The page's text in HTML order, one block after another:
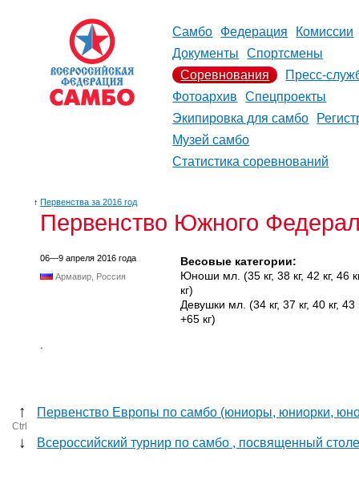
Самбо Федерация
Комиссии
Документы
Спортсмены
Соревнования
Пресс-
Фотоархив
Спецпроекты
Экипировка для самбо
Музей самбо
Статистика соревнований
↑ Первенства за 2016 год
Первенство Южного
06—9 апреля 2016 года
Армавир, Россия
Весовые категории:
Юноши мл. (35 кг, 38 кг, 42 кг, 46
кг)
Девушки мл. (34 кг, 37 кг, 40 кг, 43
+65 кг)
.
↑ Первенство Европы по самбо (юниоры, юниорки,
Ctrl
↓ Всероссийский турнир по самбо , посвященный